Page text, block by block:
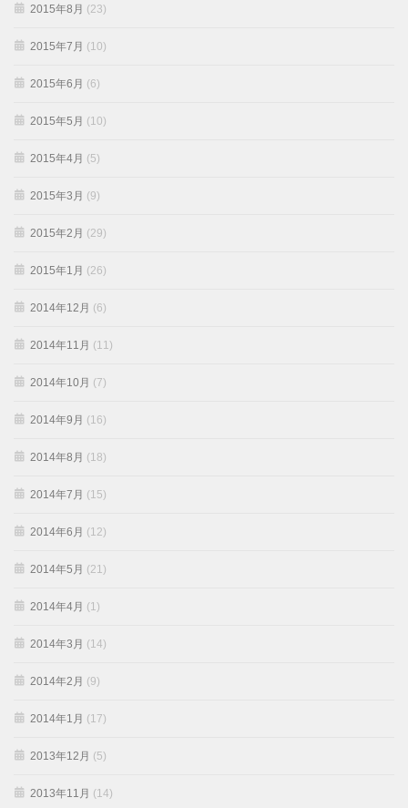
2015年8月 (23)
2015年7月 (10)
2015年6月 (6)
2015年5月 (10)
2015年4月 (5)
2015年3月 (9)
2015年2月 (29)
2015年1月 (26)
2014年12月 (6)
2014年11月 (11)
2014年10月 (7)
2014年9月 (16)
2014年8月 (18)
2014年7月 (15)
2014年6月 (12)
2014年5月 (21)
2014年4月 (1)
2014年3月 (14)
2014年2月 (9)
2014年1月 (17)
2013年12月 (5)
2013年11月 (14)